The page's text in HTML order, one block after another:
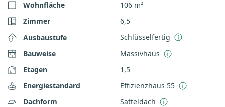
Wohnfläche
106 m²
Zimmer
6,5
Ausbaustufe
Schlüsselfertig
Bauweise
Massivhaus
Etagen
1,5
Energiestandard
Effizienzhaus 55
Dachform
Satteldach